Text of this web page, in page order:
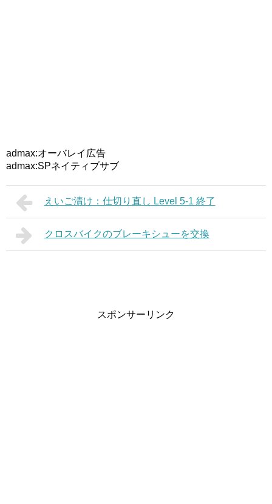
admax:オーバレイ広告
admax:SPネイティブサブ
えいご漬け：仕切り直し Level 5-1 終了
クロスバイクのブレーキシューを交換
スポンサーリンク